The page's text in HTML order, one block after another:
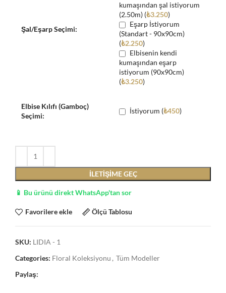
Şal/Eşarp Seçimi:
kumaşından şal istiyorum
(2.50m) (₺3.250)
Eşarp İstiyorum
(Standart - 90x90cm)
(₺2.250)
Elbisenin kendi
kumaşından eşarp
istiyorum (90x90cm)
(₺3.250)
Elbise Kılıfı (Gamboç)
Seçimi:
İstiyorum (₺450)
İLETIŞIME GEÇ
📱 Bu ürünü direkt WhatsApp'tan sor
Favorilere ekle Ölçü Tablosu
SKU: LIDIA - 1
Categories: Floral Koleksiyonu , Tüm Modeller
Paylaş: